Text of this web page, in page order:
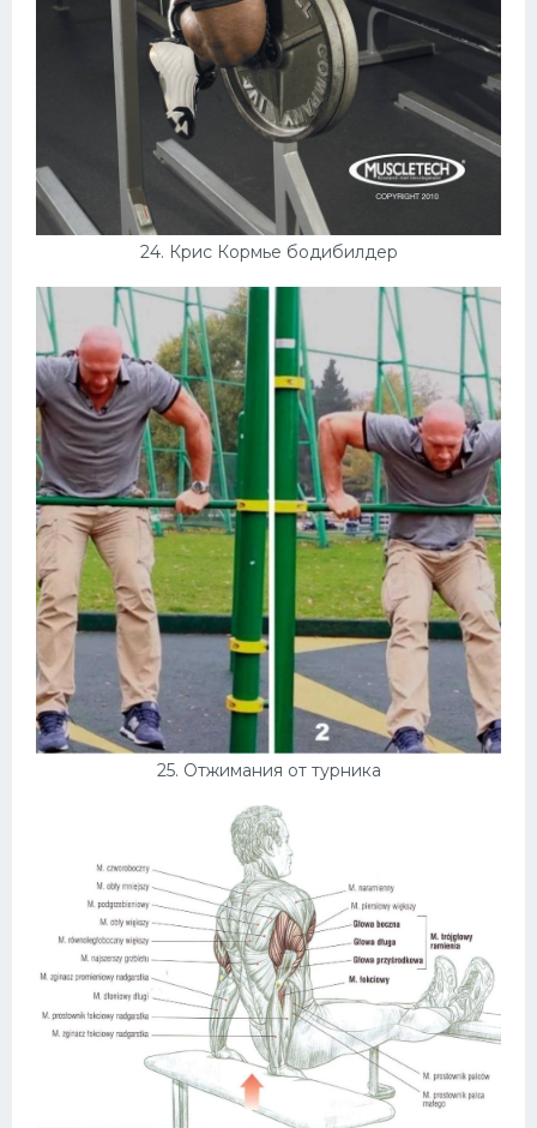
24. Крис Кормье бодибилдер
25. Отжимания от турника